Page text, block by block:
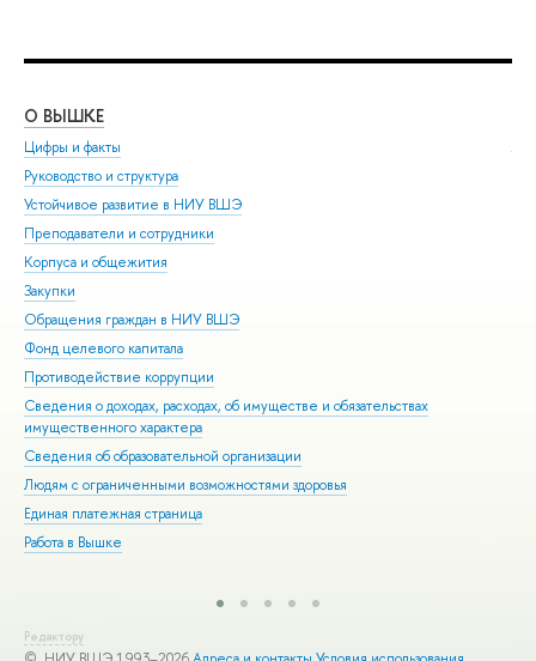
О ВЫШКЕ
Цифры и факты
Руководство и структура
Устойчивое развитие в НИУ ВШЭ
Преподаватели и сотрудники
Корпуса и общежития
Закупки
Обращения граждан в НИУ ВШЭ
Фонд целевого капитала
Противодействие коррупции
Сведения о доходах, расходах, об имуществе и обязательствах
имущественного характера
Сведения об образовательной организации
Людям с ограниченными возможностями здоровья
Единая платежная страница
Работа в Вышке
Редактору